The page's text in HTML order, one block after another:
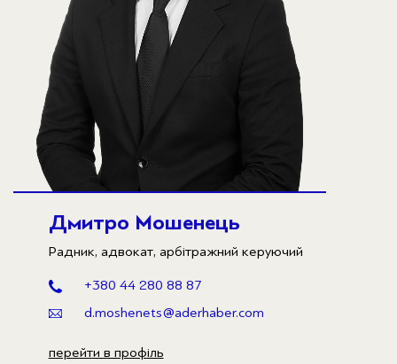
Дмитро Мошенець
Радник, адвокат, арбітражний керуючий
+380 44 280 88 87
d.moshenets@aderhaber.com
перейти в профіль